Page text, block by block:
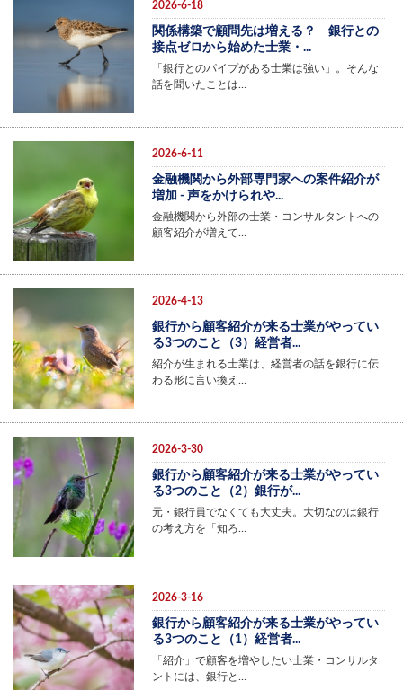
2026-6-18
関係構築で顧問先は増える？ 銀行との
接点ゼロから始めた士業・...
「銀行とのパイプがある士業は強い」。そんな
話を聞いたことは…
2026-6-11
金融機関から外部専門家への案件紹介が
増加 - 声をかけられや...
金融機関から外部の士業・コンサルタントへの
顧客紹介が増えて…
2026-4-13
銀行から顧客紹介が来る士業がやってい
る3つのこと（3）経営者...
紹介が生まれる士業は、経営者の話を銀行に伝
わる形に言い換え…
2026-3-30
銀行から顧客紹介が来る士業がやってい
る3つのこと（2）銀行が...
元・銀行員でなくても大丈夫。大切なのは銀行
の考え方を「知ろ…
2026-3-16
銀行から顧客紹介が来る士業がやってい
る3つのこと（1）経営者...
「紹介」で顧客を増やしたい士業・コンサルタ
ントには、銀行と…